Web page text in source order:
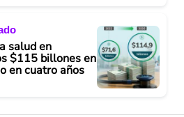
salud en
$115 billones en
en cuatro años